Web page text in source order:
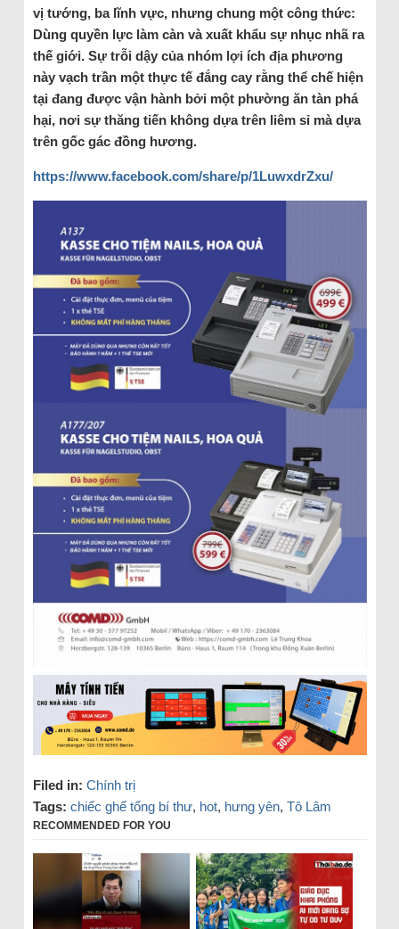
vị tướng, ba lĩnh vực, nhưng chung một công thức:
Dùng quyền lực làm càn và xuất khẩu sự nhục nhã ra
thế giới. Sự trỗi dậy của nhóm lợi ích địa phương
này vạch trần một thực tế đắng cay rằng thể chế hiện
tại đang được vận hành bởi một phường ăn tàn phá
hại, nơi sự thăng tiến không dựa trên liêm sỉ mà dựa
trên gốc gác đồng hương.
https://www.facebook.com/share/p/1LuwxdrZxu/
Filed in: Chính trị
Tags: chiếc ghế tổng bí thư, hot, hưng yên, Tô Lâm
RECOMMENDED FOR YOU